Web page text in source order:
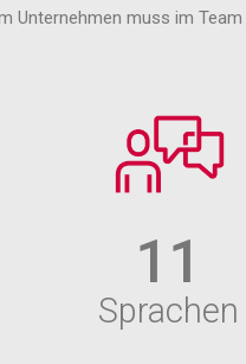
Unternehmen muss im
11
Sprachen